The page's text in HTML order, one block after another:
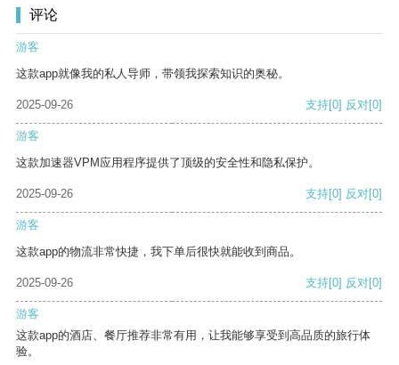
评论
游客
这款app就像我的私人导师，带领我探索知识的奥秘。
2025-09-26 支持[0] 反对[0]
游客
这款加速器VPM应用程序提供了顶级的安全性和隐私保护。
2025-09-26 支持[0] 反对[0]
游客
这款app的物流非常快捷，我下单后很快就能收到商品。
2025-09-26 支持[0] 反对[0]
游客
这款app的酒店、餐厅推荐非常有用，让我能够享受到高品质的旅行体
验。